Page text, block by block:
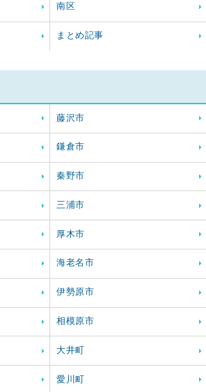
南区
まとめ記事
藤沢市
鎌倉市
秦野市
三浦市
厚木市
海老名市
伊勢原市
相模原市
大井町
愛川町